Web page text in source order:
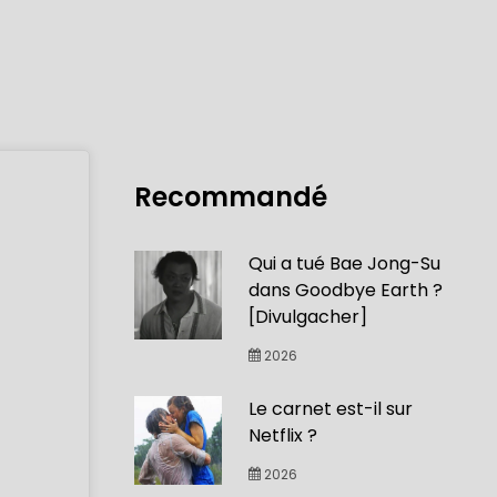
Recommandé
Qui a tué Bae Jong-Su
dans Goodbye Earth ?
[Divulgacher]
2026
Le carnet est-il sur
Netflix ?
2026